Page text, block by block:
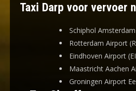
Taxi Darp voor vervoer
Schiphol
Rotterdam Airport
Eindhoven Airport
Maastricht Aachen
Groningen Airport